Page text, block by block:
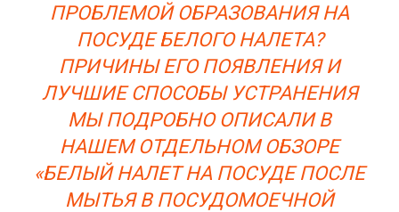
ПРОБЛЕМОЙ ОБРАЗОВАНИЯ НА
ПОСУДЕ БЕЛОГО НАЛЕТА?
ПРИЧИНЫ ЕГО ПОЯВЛЕНИЯ И
ЛУЧШИЕ СПОСОБЫ УСТРАНЕНИЯ
МЫ ПОДРОБНО ОПИСАЛИ В
НАШЕМ ОТДЕЛЬНОМ ОБЗОРЕ
«БЕЛЫЙ НАЛЕТ НА ПОСУДЕ ПОСЛЕ
МЫТЬЯ В ПОСУДОМОЕЧНОЙ